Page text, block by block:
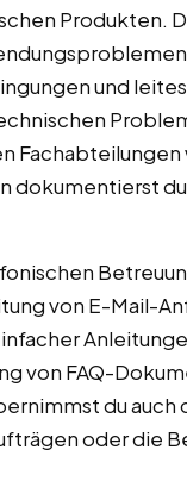
Produkten.
und
Fachabteilungen
dokumentierst
von E-Mail-
von FAQ-
du auch
oder die